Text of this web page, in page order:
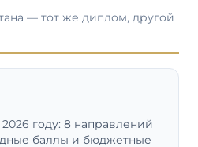
— тот же диплом, другой
году: 8 направлений
баллы и бюджетные